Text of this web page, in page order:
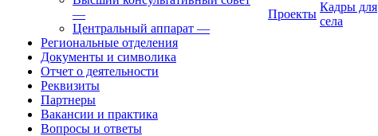
—
Центральный аппарат —
Региональные отделения
Документы и символика
Отчет о деятельности
Реквизиты
Партнеры
Вакансии и практика
Вопросы и ответы
Проекты
Кадры для
села